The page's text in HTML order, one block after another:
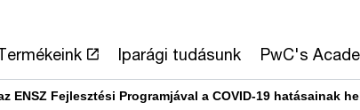
Iparági tudásunk PwC's
ENSZ Fejlesztési Programjával a COVID-19 hatásainak